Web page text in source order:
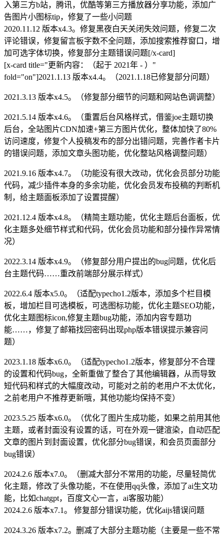
入第三方b站，腾讯，优酷等第三方播放器分享功能，添加广
告图片小图标tip，修复了一些小问题
2020.11.12 版本x4.3。修复黑夜白天关闭失效问题，修复二次
评论错误，修复留言板字数不全问题，添加搜索推荐窗口，增
加可选字体切换，修复部分主题错误问题[/x-card]
[x-card title="更新内容：（起于 2021年 - ）"
fold="on"]2021.1.13 版本x4.4。（2021.1.18已修复部分问题）
2021.3.13 版本x4.5。（修复部分细节的问题和网站色调调整）
2021.5.14 版本x4.6。（重置后台风格样式，借鉴joe主题切换
后台，全站图片CDN加速+第三方图片优化，整体加快了80%
访问速度，修复个人投稿发布的部分出错问题，完善作者卡片
的错误问题，添加文章头图功能，优化整站风格调整问题）
2021.9.16 版本x4.7。（功能没有很大改动，优化会员部分功能
代码，减少插件本身的多余功能，优化会员发布投稿的判断机
制，给主题面板添加了设置提醒）
2021.12.4 版本x4.8。（精简主题功能，优化主题后台面板，优
化主题多处细节样式和代码，优化会员功能和部分操作异常情
况）
2022.3.14 版本x4.9。（修复部分用户提出的bug问题，优化后
台主题代码……重改前端部分展示样式）
2022.6.4 版本x5.0。（适配typecho1.2版本，添加多个栏目模
板，增加栏目可选模板，可选图标功能，优化主题SEO功能，
优化主题图标icon,修复主题bug功能，添加内容专题功
能……，修复了邮箱找回密码出现php版本错误提示兼容问
题）
2023.1.18 版本x6.0。（适配typecho1.2版本，修复部分不合理
的设置和代码bug，全新重做了整合了其他编辑器，从而导致
短代码和样式的大幅度改动，可能对之前的老用户不太优化，
之前老用户不推荐更新哦，其他功能均保持不变）
2023.5.25 版本x6.0。（优化了图片生成功能，如果之前用其他
主题，或者封面没有设置的话，可在外观一键渲染，自动匹配
文章的图片到封面设置，优化部分bug错误，和会员页面部分
bug错误）
2024.2.6 版本x7.0。（删减大部分不常用的功能，尽量轻简优
化主题，修改了头像功能，不在使用qq头像，添加了ai生文功
能，比如chatgpt，百度文心一言，ai客服功能）
2024.2.6 版本x7.1。 修复部分错误功能，优化aijs错误问题
2024.3.26 版本x7.2。删减了大部分主题功能（主要是一些不常